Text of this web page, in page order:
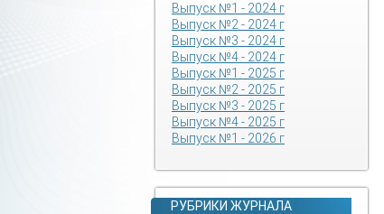
Выпуск №1 - 2024 г
Выпуск №2 - 2024 г
Выпуск №3 - 2024 г
Выпуск №4 - 2024 г
Выпуск №1 - 2025 г
Выпуск №2 - 2025 г
Выпуск №3 - 2025 г
Выпуск №4 - 2025 г
Выпуск №1 - 2026 г
РУБРИКИ ЖУРНАЛА